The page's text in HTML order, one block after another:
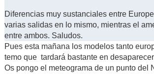
Diferencias muy sustanciales entre
varias salidas en lo mismo, mientras el
entre ambos. Saludos.
Pues esta mañana los modelos tanto
temo que tardará bastante en
Os pongo el meteograma de un punto del